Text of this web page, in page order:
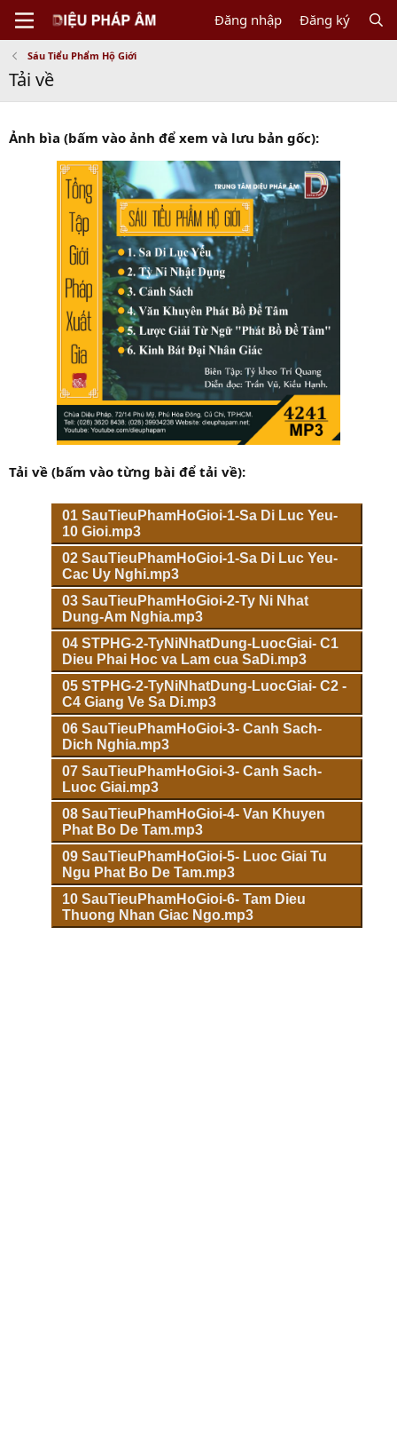
Đăng nhập Đăng ký
Sáu Tiểu Phẩm Hộ Giới
Tải về
Ảnh bìa (bấm vào ảnh để xem và lưu bản gốc):
Tải về (bấm vào từng bài để tải về):